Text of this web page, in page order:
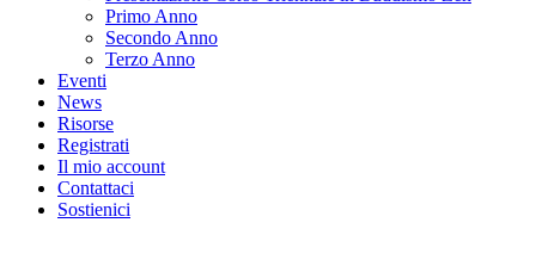
Primo Anno
Secondo Anno
Terzo Anno
Eventi
News
Risorse
Registrati
Il mio account
Contattaci
Sostienici